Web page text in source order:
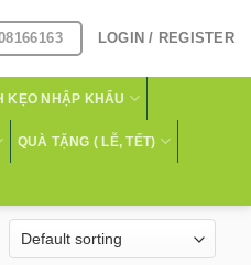
LOGIN / REGISTER
KẸO NHẬP KHẨU
QUÀ TẶNG ( LỄ, TẾT)